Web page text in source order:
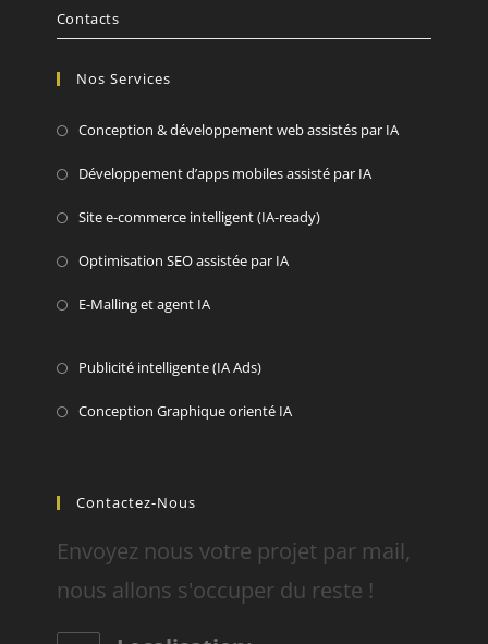
Contacts
Nos Services
Conception & développement web assistés par IA
Développement d’apps mobiles assisté par IA
Site e-commerce intelligent (IA-ready)
Optimisation SEO assistée par IA
E-Malling et agent IA
Publicité intelligente (IA Ads)
Conception Graphique orienté IA
Contactez-Nous
Envoyez nous votre projet par mail,
nous allons s'occuper du reste !